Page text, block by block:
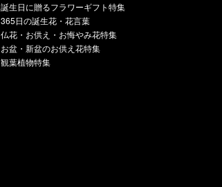
誕生日に贈るフラワーギフト特集
365日の誕生花・花言葉
仏花・お供え・お悔やみ花特集
お盆・新盆のお供え花特集
観葉植物特集